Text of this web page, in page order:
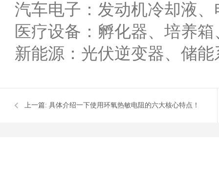
汽车电子：发动机冷却液
医疗设备：孵化器、培养
新能源：光伏逆变器、储
上一篇: 具体介绍一下使用环氧热敏电阻的六大核心特点！